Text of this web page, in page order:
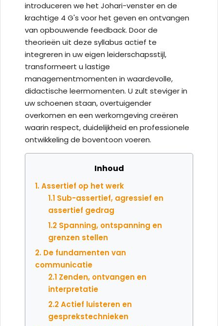
introduceren we het Johari-venster en de
krachtige 4 G's voor het geven en ontvangen
van opbouwende feedback. Door de
theorieën uit deze syllabus actief te
integreren in uw eigen leiderschapsstijl,
transformeert u lastige
managementmomenten in waardevolle,
didactische leermomenten. U zult steviger in
uw schoenen staan, overtuigender
overkomen en een werkomgeving creëren
waarin respect, duidelijkheid en professionele
ontwikkeling de boventoon voeren.
Inhoud
1. Assertief op het werk
1.1 Sub-assertief, agressief en
assertief gedrag
1.2 Spanning, ontspanning en
grenzen stellen
2. De fundamenten van
communicatie
2.1 Zenden, ontvangen en
interpretatie
2.2 Actief luisteren en
gesprekstechnieken